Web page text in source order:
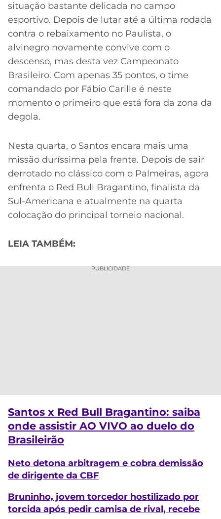
situação bastante delicada no campo
esportivo. Depois de lutar até a última rodada
contra o rebaixamento no Paulista, o
alvinegro novamente convive com o
descenso, mas desta vez Campeonato
Brasileiro. Com apenas 35 pontos, o time
comandado por Fábio Carille é neste
momento o primeiro que está fora da zona da
degola.
Nesta quarta, o Santos encara mais uma
missão duríssima pela frente. Depois de sair
derrotado no clássico com o Palmeiras, agora
enfrenta o Red Bull Bragantino, finalista da
Sul-Americana e atualmente na quarta
colocação do principal torneio nacional.
LEIA TAMBÉM:
PUBLICIDADE
Santos x Red Bull Bragantino: saiba
onde assistir AO VIVO ao duelo do
Brasileirão
Neto detona arbitragem e cobra demissão
de dirigente da CBF
Bruninho, jovem torcedor hostilizado por
torcida após pedir camisa de rival, recebe